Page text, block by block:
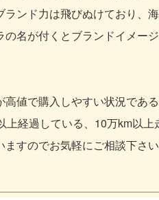
ンド力は飛びぬけており、
名が付くとブランドイメー
値で購入しやすい状況であ
経過している、10万km以
すのでお気軽にご相談下さい